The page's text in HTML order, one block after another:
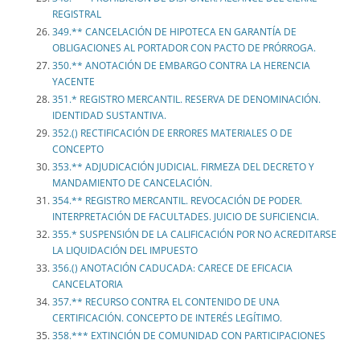
REGISTRAL
349.** CANCELACIÓN DE HIPOTECA EN GARANTÍA DE
OBLIGACIONES AL PORTADOR CON PACTO DE PRÓRROGA.
350.** ANOTACIÓN DE EMBARGO CONTRA LA HERENCIA
YACENTE
351.* REGISTRO MERCANTIL. RESERVA DE DENOMINACIÓN.
IDENTIDAD SUSTANTIVA.
352.() RECTIFICACIÓN DE ERRORES MATERIALES O DE
CONCEPTO
353.** ADJUDICACIÓN JUDICIAL. FIRMEZA DEL DECRETO Y
MANDAMIENTO DE CANCELACIÓN.
354.** REGISTRO MERCANTIL. REVOCACIÓN DE PODER.
INTERPRETACIÓN DE FACULTADES. JUICIO DE SUFICIENCIA.
355.* SUSPENSIÓN DE LA CALIFICACIÓN POR NO ACREDITARSE
LA LIQUIDACIÓN DEL IMPUESTO
356.() ANOTACIÓN CADUCADA: CARECE DE EFICACIA
CANCELATORIA
357.** RECURSO CONTRA EL CONTENIDO DE UNA
CERTIFICACIÓN. CONCEPTO DE INTERÉS LEGÍTIMO.
358.*** EXTINCIÓN DE COMUNIDAD CON PARTICIPACIONES